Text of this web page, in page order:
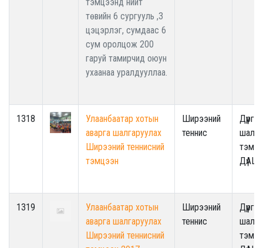
төвийн 6 сургууль ,3
цэцэрлэг, сумдаас 6
сум оролцож 200
гаруй тамирчид оюун
ухаанаа уралдууллаа.
1318
Улаанбаатар хотын
аварга шалгаруулах
Ширээний теннисний
тэмцээн
Ширээний
теннис
1319
Улаанбаатар хотын
аварга шалгаруулах
Ширээний теннисний
Ширээний
теннис